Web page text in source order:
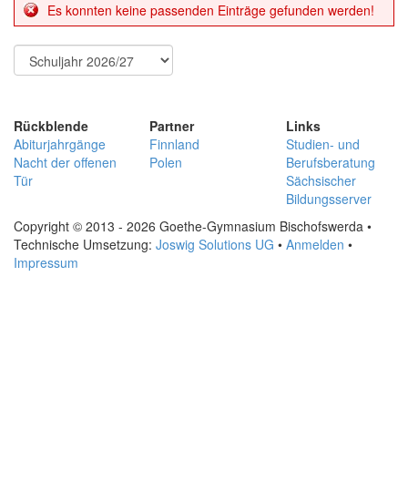
Es konnten keine passenden Einträge gefunden werden!
Rückblende
Abiturjahrgänge
Nacht der offenen
Tür
Partner
Finnland
Polen
Links
Studien- und
Berufsberatung
Sächsischer
Bildungsserver
Copyright © 2013 - 2026 Goethe-Gymnasium Bischofswerda •
Technische Umsetzung: Joswig Solutions UG • Anmelden •
Impressum